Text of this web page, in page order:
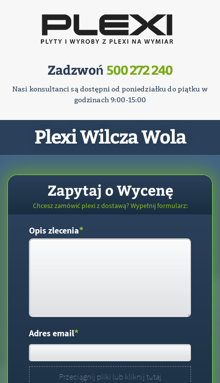
Zadzwoń 500 272 240
Nasi konsultanci są dostępni od poniedziałku do piątku w
godzinach 9:00-15:00
Plexi Wilcza Wola
Zapytaj o Wycenę
Chcesz zamówić plexi z dostawą? Wypełnij formularz:
Opis zlecenia*
Adres email*
Przeciągnij pliki lub kliknij tutaj